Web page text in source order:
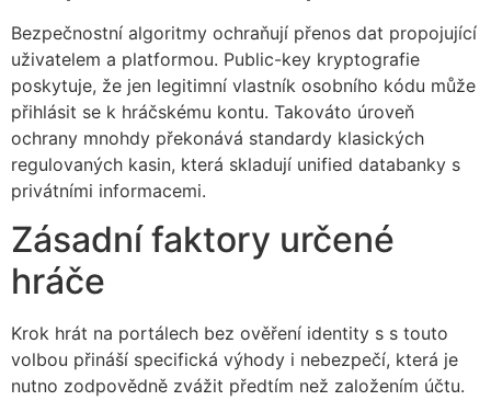
Bezpečnostní algoritmy ochraňují přenos dat propojující
uživatelem a platformou. Public-key kryptografie
poskytuje, že jen legitimní vlastník osobního kódu může
přihlásit se k hráčskému kontu. Takováto úroveň
ochrany mnohdy překonává standardy klasických
regulovaných kasin, která skladují unified databanky s
privátními informacemi.
Zásadní faktory určené
hráče
Krok hrát na portálech bez ověření identity s s touto
volbou přináší specifická výhody i nebezpečí, která je
nutno zodpovědně zvážit předtím než založením účtu.